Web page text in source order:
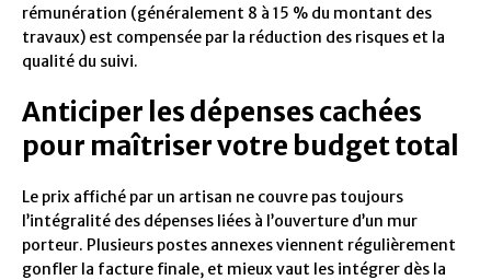
rémunération (généralement 8 à 15 % du montant des
travaux) est compensée par la réduction des risques et la
qualité du suivi.
Anticiper les dépenses cachées
pour maîtriser votre budget total
Le prix affiché par un artisan ne couvre pas toujours
l’intégralité des dépenses liées à l’ouverture d’un mur
porteur. Plusieurs postes annexes viennent régulièrement
gonfler la facture finale, et mieux vaut les intégrer dès la